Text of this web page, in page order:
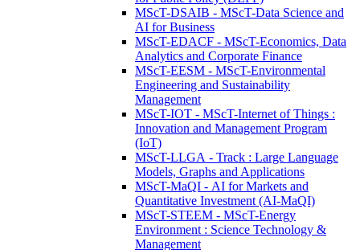
MScT-DSAIB - MScT-Data Science and
AI for Business
MScT-EDACF - MScT-Economics, Data
Analytics and Corporate Finance
MScT-EESM - MScT-Environmental
Engineering and Sustainability
Management
MScT-IOT - MScT-Internet of Things :
Innovation and Management Program
(IoT)
MScT-LLGA - Track : Large Language
Models, Graphs and Applications
MScT-MaQI - AI for Markets and
Quantitative Investment (AI-MaQI)
MScT-STEEM - MScT-Energy
Environment : Science Technology &
Management